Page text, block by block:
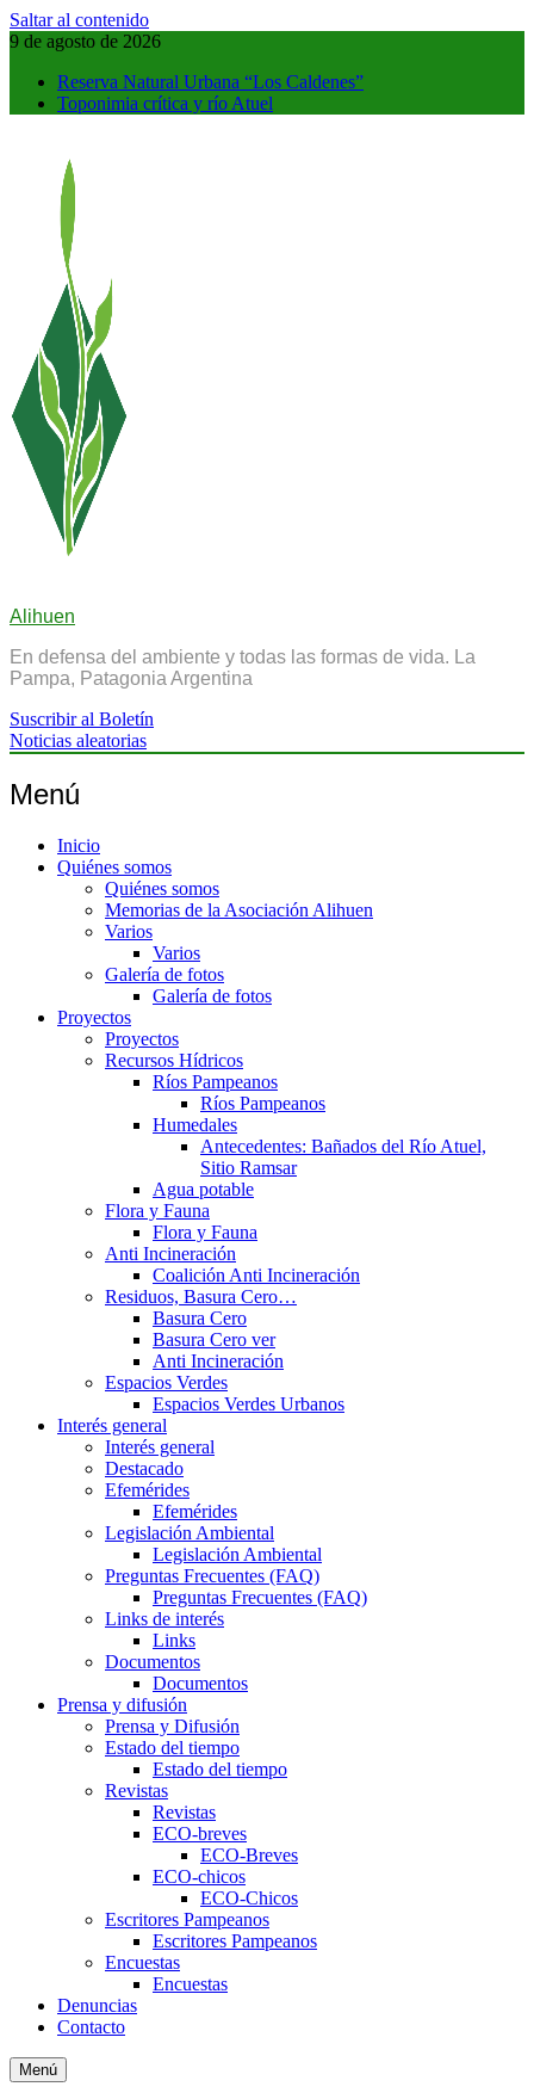
Saltar al contenido
9 de agosto de 2026
Reserva Natural Urbana “Los Caldenes”
Toponimia crítica y río Atuel
Alihuen
En defensa del ambiente y todas las formas de vida. La
Pampa, Patagonia Argentina
Suscribir al Boletín
Noticias aleatorias
Menú
Inicio
Quiénes somos
Quiénes somos
Memorias de la Asociación Alihuen
Varios
Varios
Galería de fotos
Galería de fotos
Proyectos
Proyectos
Recursos Hídricos
Ríos Pampeanos
Ríos Pampeanos
Humedales
Antecedentes: Bañados del Río Atuel,
Sitio Ramsar
Agua potable
Flora y Fauna
Flora y Fauna
Anti Incineración
Coalición Anti Incineración
Residuos, Basura Cero…
Basura Cero
Basura Cero ver
Anti Incineración
Espacios Verdes
Espacios Verdes Urbanos
Interés general
Interés general
Destacado
Efemérides
Efemérides
Legislación Ambiental
Legislación Ambiental
Preguntas Frecuentes (FAQ)
Preguntas Frecuentes (FAQ)
Links de interés
Links
Documentos
Documentos
Prensa y difusión
Prensa y Difusión
Estado del tiempo
Estado del tiempo
Revistas
Revistas
ECO-breves
ECO-Breves
ECO-chicos
ECO-Chicos
Escritores Pampeanos
Escritores Pampeanos
Encuestas
Encuestas
Denuncias
Contacto
Menú